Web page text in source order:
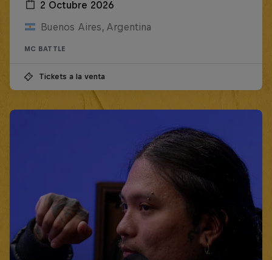
2 Octubre 2026
Buenos Aires, Argentina
MC BATTLE
Tickets a la venta